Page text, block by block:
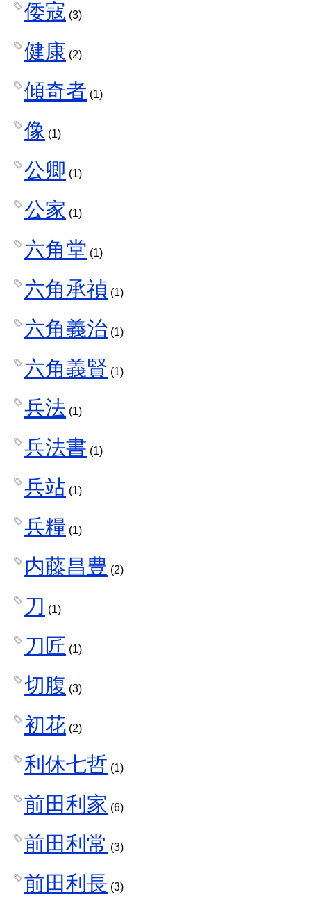
倭寇 (3)
健康 (2)
傾奇者 (1)
像 (1)
公卿 (1)
公家 (1)
六角堂 (1)
六角承禎 (1)
六角義治 (1)
六角義賢 (1)
兵法 (1)
兵法書 (1)
兵站 (1)
兵糧 (1)
内藤昌豊 (2)
刀 (1)
刀匠 (1)
切腹 (3)
初花 (2)
利休七哲 (1)
前田利家 (6)
前田利常 (3)
前田利長 (3)